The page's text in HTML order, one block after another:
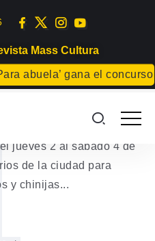
Mass Cultura
gana el concurso
en Arrecife
semana unos días de
jueves 2 al sábado 4 de
de la ciudad para
y chinijas...